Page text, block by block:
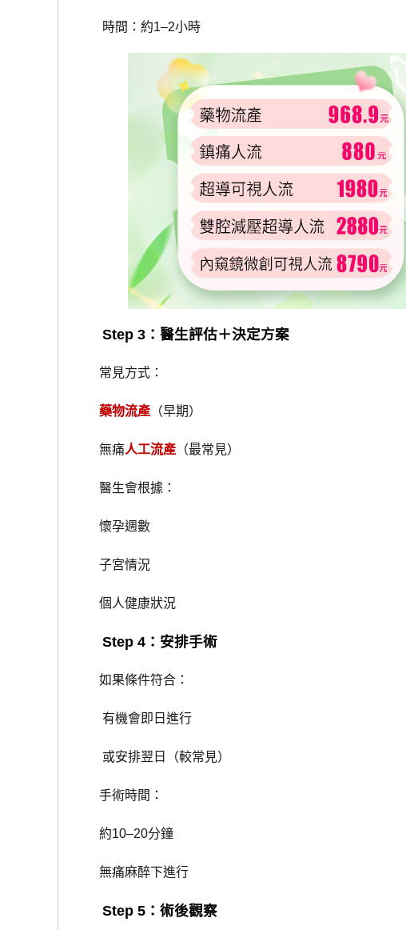
時間：約1–2小時
Step 3：醫生評估＋決定方案
常見方式：
藥物流產 （早期）
無痛人工流產 （最常見）
醫生會根據：
懷孕週數
子宮情況
個人健康狀況
Step 4：安排手術
如果條件符合：
有機會即日進行
或安排翌日（較常見）
手術時間：
約10–20分鐘
無痛麻醉下進行
Step 5：術後觀察